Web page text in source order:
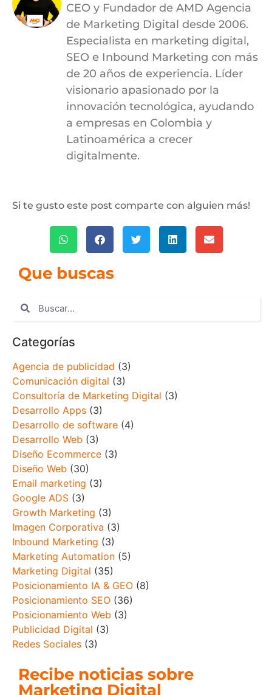
CEO y Fundador de AMD Agencia
de Marketing Digital desde 2006.
Especialista en marketing digital,
SEO e Inbound Marketing con más
de 20 años de experiencia. Líder
visionario apasionado por la
innovación tecnológica, ayudando
a empresas en Colombia y
Latinoamérica a crecer
digitalmente.
Si te gusto este post comparte con alguien más!
Que buscas
Categorías
Agencia de publicidad (3)
Comunicación digital (3)
Consultoría de Marketing Digital (3)
Desarrollo Apps (3)
Desarrollo de software (4)
Desarrollo Web (3)
Diseño Ecommerce (3)
Diseño Web (30)
Email marketing (3)
Google ADS (3)
Growth Marketing (3)
Imagen Corporativa (3)
Inbound Marketing (3)
Marketing Automation (5)
Marketing Digital (35)
Posicionamiento IA & GEO (8)
Posicionamiento SEO (36)
Posicionamiento Web (3)
Publicidad Digital (3)
Redes Sociales (3)
Recibe noticias sobre
Marketing Digital